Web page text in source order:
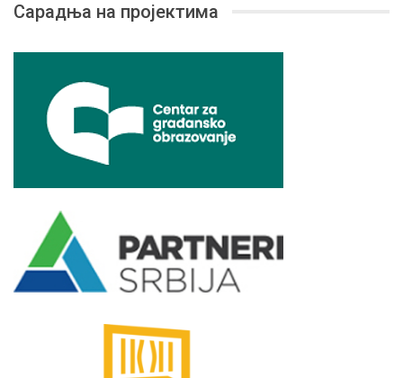
Сарадња на пројектима